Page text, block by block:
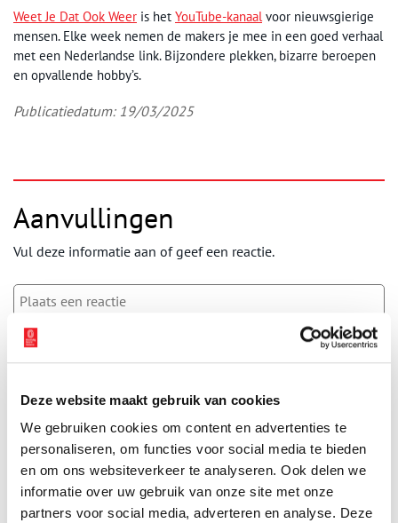
Deze website maakt gebruik van cookies
We gebruiken cookies om content en advertenties te
personaliseren, om functies voor social media te bieden
en om ons websiteverkeer te analyseren. Ook delen we
informatie over uw gebruik van onze site met onze
partners voor social media, adverteren en analyse. Deze
Weet Je Dat Ook Weer is het YouTube-kanaalvoor nieuwsgierige
mensen. Elke week nemen de makers je mee in een goed verhaal
met een Nederlandse link. Bijzondere plekken, bizarre beroepen
en opvallende hobby’s.
Publicatiedatum: 19/03/2025
Aanvullingen
Vul deze informatie aan of geef een reactie.
Naam*
E-mail*